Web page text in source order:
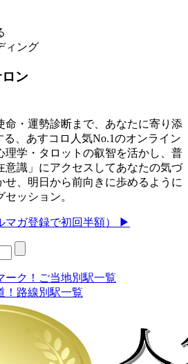
ィング
ン
命・運勢診断まで、あなたに寄り添
る、あすコロ人気No.1のオンライン
理学・タロットの叡智を活かし、普
意識」にアクセスしてあなたの気づ
せ、明日から前向きに歩めるように
ッション。
マガ登録で初回半額） ▶